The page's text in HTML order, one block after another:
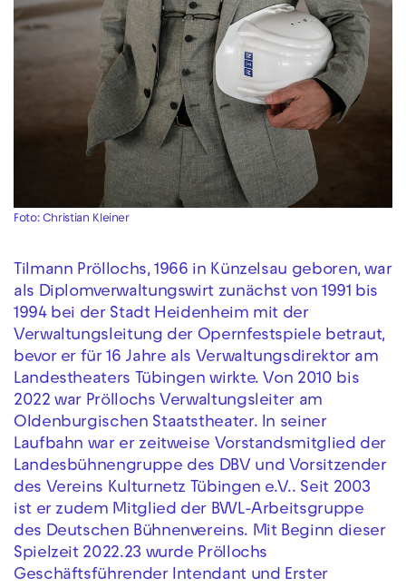
Foto: Christian Kleiner
Tilmann Pröllochs, 1966 in Künzelsau geboren, war
als Diplomverwaltungswirt zunächst von 1991 bis
1994 bei der Stadt Heidenheim mit der
Verwaltungsleitung der Opernfestspiele betraut,
bevor er für 16 Jahre als Verwaltungsdirektor am
Landestheaters Tübingen wirkte. Von 2010 bis
2022 war Pröllochs Verwaltungsleiter am
Oldenburgischen Staatstheater. In seiner
Laufbahn war er zeitweise Vorstandsmitglied der
Landesbühnengruppe des DBV und Vorsitzender
des Vereins Kulturnetz Tübingen e.V.. Seit 2003
ist er zudem Mitglied der BWL-Arbeitsgruppe
des Deutschen Bühnenvereins. Mit Beginn dieser
Spielzeit 2022.23 wurde Pröllochs
Geschäftsführender Intendant und Erster